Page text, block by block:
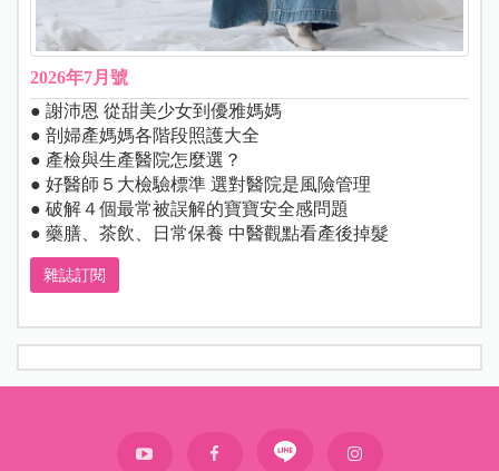
2026年7月號
● 謝沛恩 從甜美少女到優雅媽媽
● 剖婦產媽媽各階段照護大全
● 產檢與生產醫院怎麼選？
● 好醫師５大檢驗標準 選對醫院是風險管理
● 破解４個最常被誤解的寶寶安全感問題
● 藥膳、茶飲、日常保養 中醫觀點看產後掉髮
雜誌訂閱